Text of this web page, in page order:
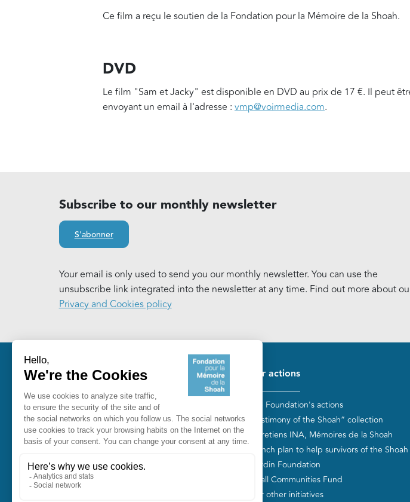
Ce film a reçu le soutien de la Fondation pour la Mémoire de la Shoah.
DVD
Le film "Sam et Jacky" est disponible en DVD au prix de 17 €. Il peut
envoyant un email à l'adresse : vmp@voirmedia.com.
Subscribe to our monthly newsletter
S'abonner
Your email is only used to send you our monthly newsletter. You can use the
unsubscribe link integrated into the newsletter at any time. Find out more about
Privacy and Cookies policy
Fondation pour la Mémoire de la
Shoah
10, avenue Percier - 75008 Paris
Our actions
The Foundation's actions
“Testimony of the Shoah” collection
Entretiens INA, Mémoires de la Shoah
French plan to help survivors of the Shoah
Gordin Foundation
Small Communities Fund
Our other initiatives